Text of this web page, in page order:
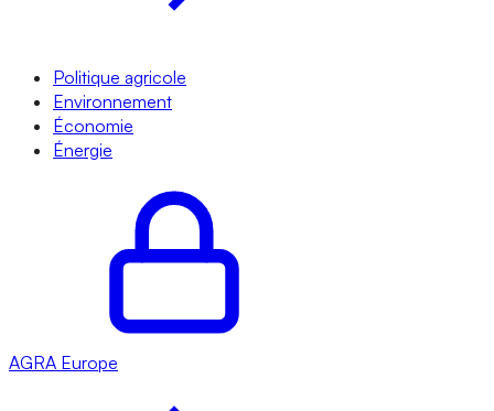
Politique agricole
Environnement
Économie
Énergie
AGRA Europe